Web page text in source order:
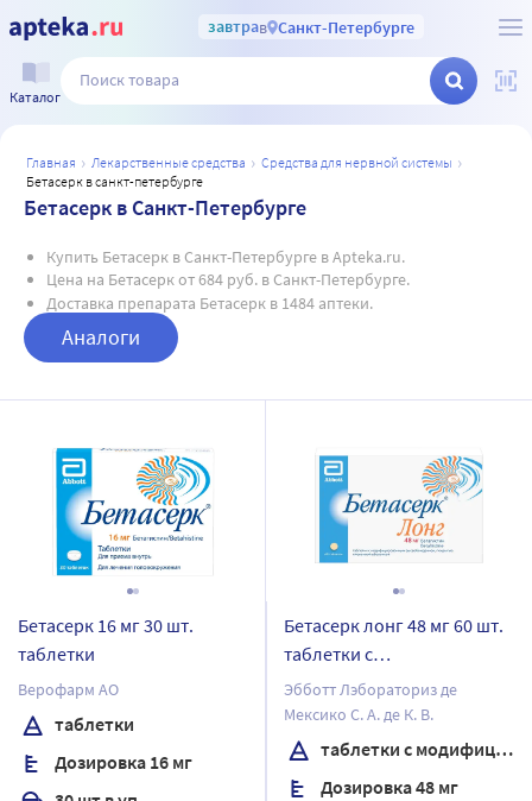
завтрав Санкт-Петербурге
Каталог
главная лекарственные средства
средства для нервной системы
бетасерк в санкт-петербурге
Бетасерк в Санкт-Петербурге
Купить Бетасерк в Санкт-Петербурге в Apteka.ru.
Цена на Бетасерк от 684 руб. в Санкт-Петербурге.
Доставка препарата Бетасерк в 1484 аптеки.
Аналоги
Бетасерк 16 мг 30 шт.
таблетки
Верофарм АО
таблетки
Дозировка 16 мг
Бетасерк лонг 48 мг 60 шт.
таблетки с
модифицированным
высвобождением,
покрытые пленочной
оболочкой
Эбботт Лэбораториз де
Мексико С. А. де К. В.
таблетки с модифицированным высвобождением, покрытые пленочной оболочкой
Дозировка 48 мг